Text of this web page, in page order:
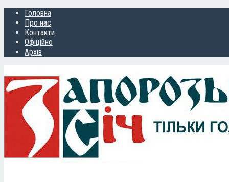
Головна
Про нас
Контакти
Офіційно
Архів